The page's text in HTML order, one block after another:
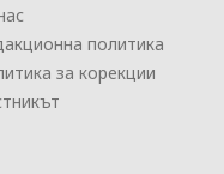
политика
за корекции